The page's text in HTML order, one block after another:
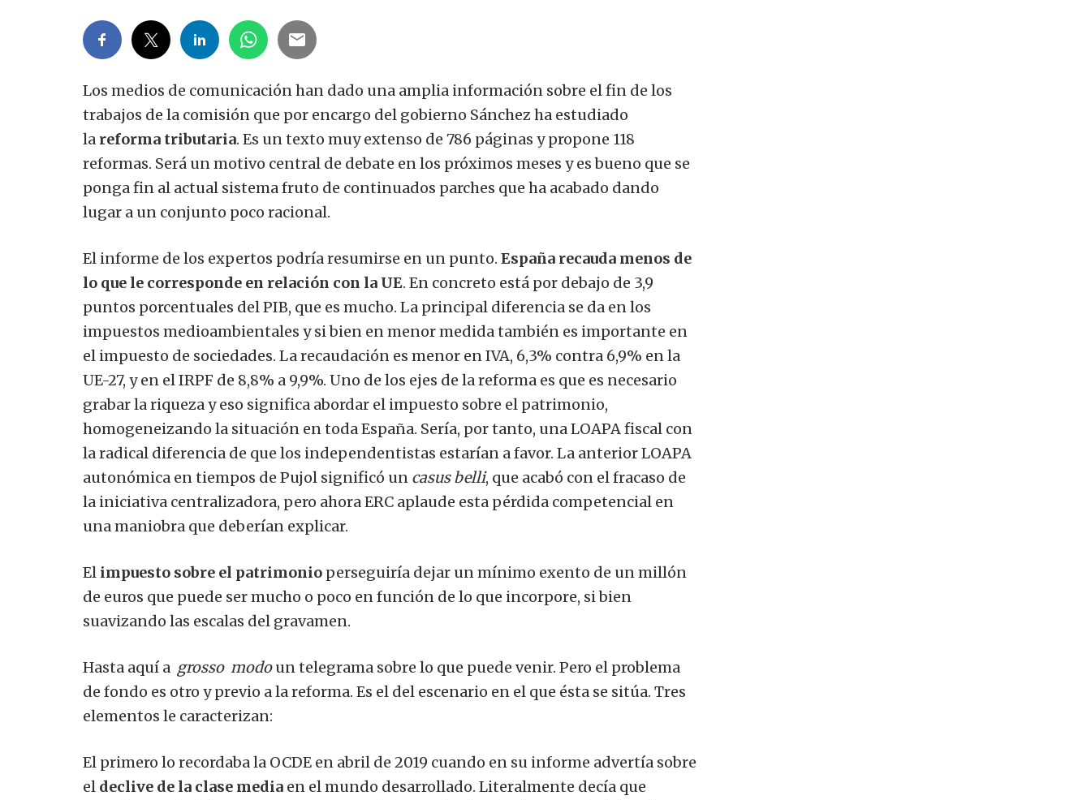
Los medios de comunicación han dado una amplia información sobre el fin de los
trabajos de la comisión que por encargo del gobierno Sánchez ha estudiado
la reforma tributaria. Es un texto muy extenso de 786 páginas y propone 118
reformas. Será un motivo central de debate en los próximos meses y es bueno que se
ponga fin al actual sistema fruto de continuados parches que ha acabado dando
lugar a un conjunto poco racional.
El informe de los expertos podría resumirse en un punto. España recauda menos de
lo que le corresponde en relación con la UE. En concreto está por debajo de 3,9
puntos porcentuales del PIB, que es mucho. La principal diferencia se da en los
impuestos medioambientales y si bien en menor medida también es importante en
el impuesto de sociedades. La recaudación es menor en IVA, 6,3% contra 6,9% en la
UE-27, y en el IRPF de 8,8% a 9,9%. Uno de los ejes de la reforma es que es necesario
grabar la riqueza y eso significa abordar el impuesto sobre el patrimonio,
homogeneizando la situación en toda España. Sería, por tanto, una LOAPA fiscal con
la radical diferencia de que los independentistas estarían a favor. La anterior LOAPA
autonómica en tiempos de Pujol significó un casus belli, que acabó con el fracaso de
la iniciativa centralizadora, pero ahora ERC aplaude esta pérdida competencial en
una maniobra que deberían explicar.
El impuesto sobre el patrimonio perseguiría dejar un mínimo exento de un millón
de euros que puede ser mucho o poco en función de lo que incorpore, si bien
suavizando las escalas del gravamen.
Hasta aquí a grosso modoun telegrama sobre lo que puede venir. Pero el problema
de fondo es otro y previo a la reforma. Es el del escenario en el que ésta se sitúa. Tres
elementos le caracterizan:
El primero lo recordaba la OCDE en abril de 2019 cuando en su informe advertía sobre
el declive de la clase media en el mundo desarrollado. Literalmente decía que